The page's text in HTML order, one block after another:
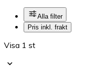
Alla filter
Pris inkl. frakt
Visa 1 st